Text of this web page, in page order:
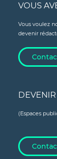
VOUS
Vous voulez
devenir
(Espaces